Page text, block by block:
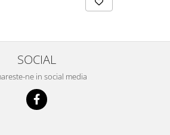
SOCIAL
ne in social media